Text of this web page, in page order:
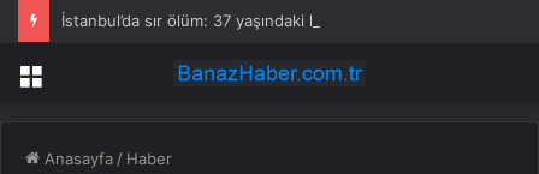
Menü
Anasayfa / Haber